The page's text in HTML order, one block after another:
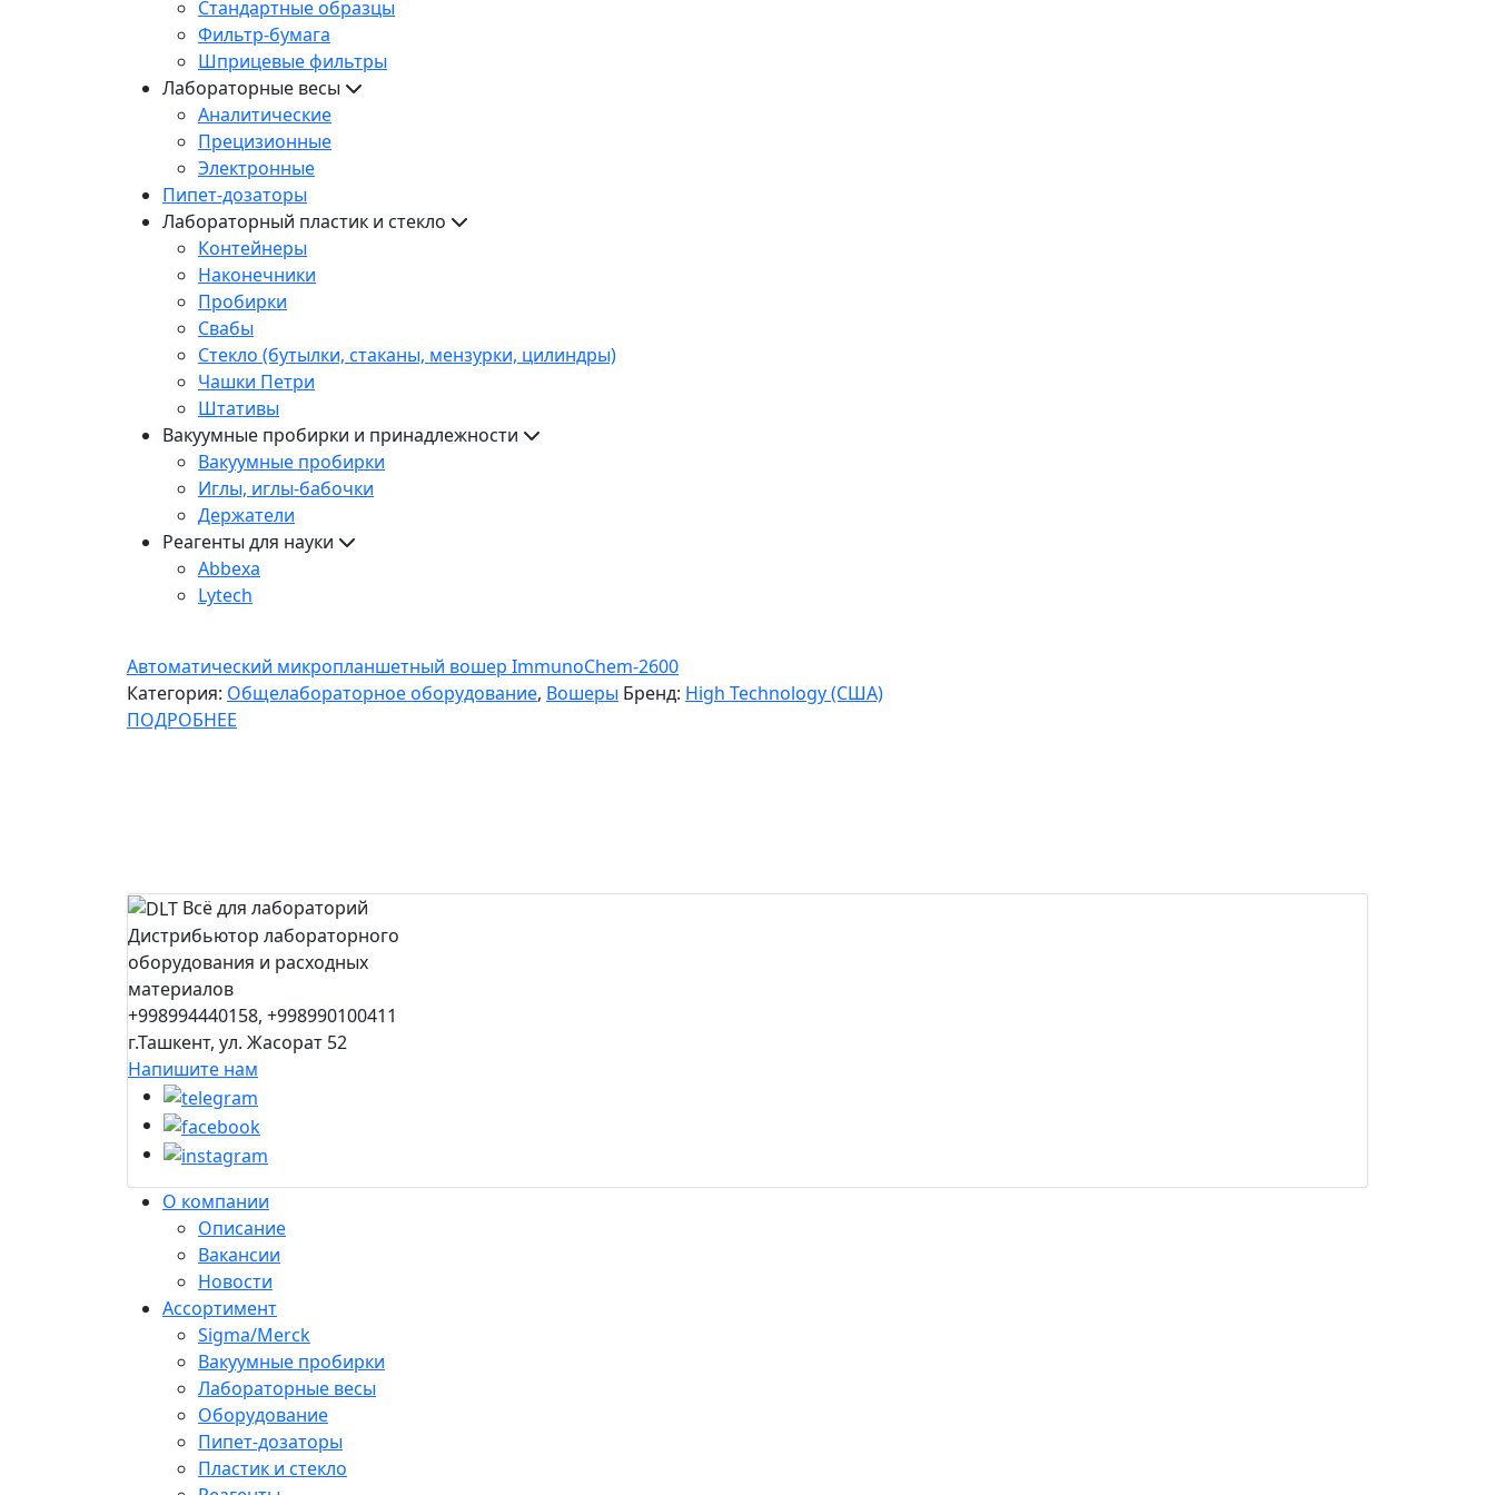
Стандартные образцы
Фильтр-бумага
Шприцевые фильтры
Лабораторные весы
Аналитические
Прецизионные
Электронные
Пипет-дозаторы
Лабораторный пластик и стекло
Контейнеры
Наконечники
Пробирки
Свабы
Стекло (бутылки, стаканы, мензурки, цилиндры)
Чашки Петри
Штативы
Вакуумные пробирки и принадлежности
Вакуумные пробирки
Иглы, иглы-бабочки
Держатели
Реагенты для науки
Abbexa
Lytech
Автоматический микропланшетный вошер ImmunoChem-2600
Категория: Общелабораторное оборудование, Вошеры Бренд: High Technology (США)
ПОДРОБНЕЕ
Всё для лабораторий
Дистрибьютор лабораторного
оборудования и расходных
материалов
+998994440158, +998990100411
г.Ташкент, ул. Жасорат 52
Напишите нам
О компании
Описание
Вакансии
Новости
Ассортимент
Sigma/Merck
Вакуумные пробирки
Лабораторные весы
Оборудование
Пипет-дозаторы
Пластик и стекло